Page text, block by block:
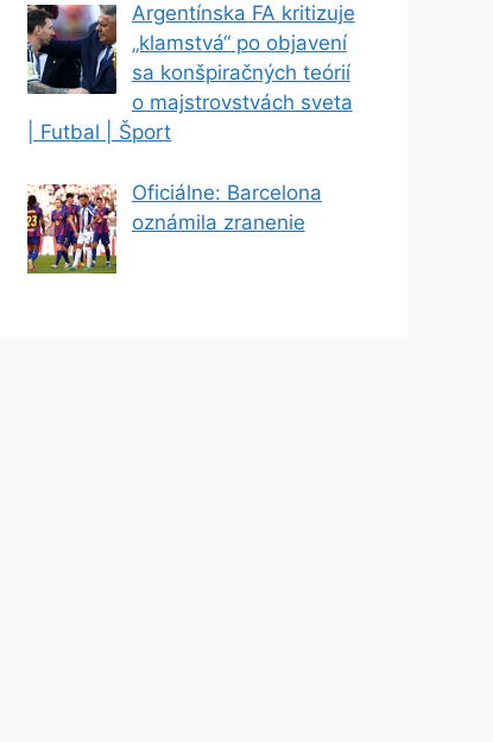
Argentínska FA kritizuje
„klamstvá“ po objavení
sa konšpiračných teórií
o majstrovstvách sveta
| Futbal | Šport
Oficiálne: Barcelona
oznámila zranenie